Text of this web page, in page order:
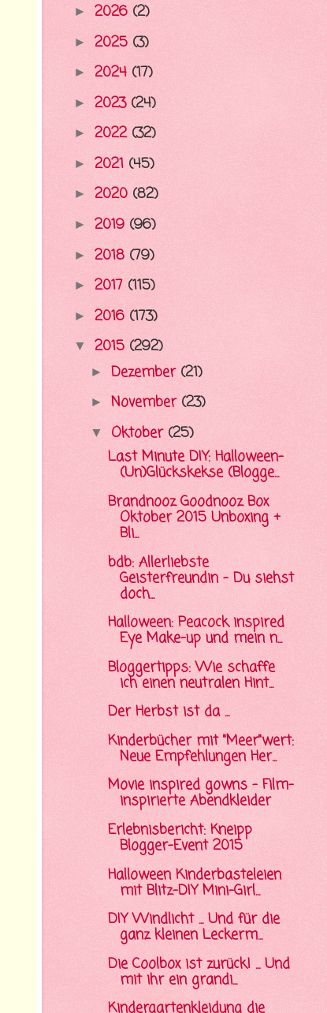
► 2026 (2)
► 2025 (3)
► 2024 (17)
► 2023 (24)
► 2022 (32)
► 2021 (45)
► 2020 (82)
► 2019 (96)
► 2018 (79)
► 2017 (115)
► 2016 (173)
▼ 2015 (292)
► Dezember (21)
► November (23)
▼ Oktober (25)
Last Minute DIY: Halloween-
(Un)Glückskekse (Blogge...
Brandnooz Goodnooz Box
Oktober 2015 Unboxing +
Bli...
bdb: Allerliebste
Geisterfreundin - Du siehst
doch...
Halloween: Peacock inspired
Eye Make-up und mein n...
Bloggertipps: Wie schaffe
ich einen neutralen Hint...
Der Herbst ist da ...
Kinderbücher mit "Meer"wert:
Neue Empfehlungen Her...
Movie inspired gowns - Film-
inspirierte Abendkleider
Erlebnisbericht: Kneipp
Blogger-Event 2015
Halloween Kinderbasteleien
mit Blitz-DIY Mini-Girl...
DIY Windlicht ... Und für die
ganz kleinen Leckerm...
Die Coolbox ist zurück! ... Und
mit ihr ein grandi...